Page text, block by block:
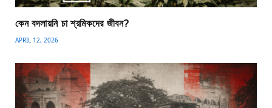
কেন বদলায়নি চা শ্রমিকদের জীবন?
APRIL 12, 2026